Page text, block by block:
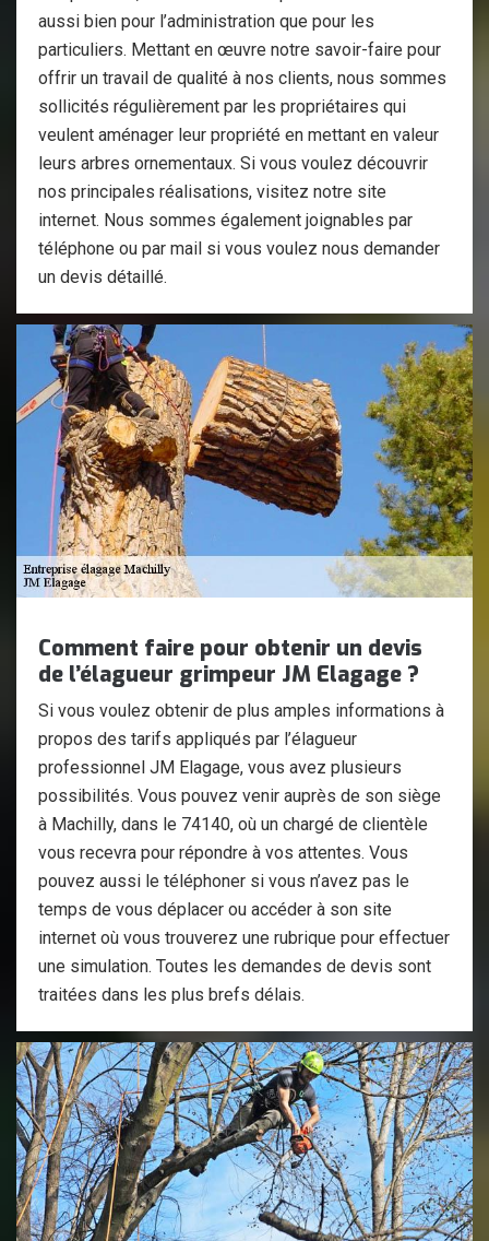
aussi bien pour l’administration que pour les
particuliers. Mettant en œuvre notre savoir-faire pour
offrir un travail de qualité à nos clients, nous sommes
sollicités régulièrement par les propriétaires qui
veulent aménager leur propriété en mettant en valeur
leurs arbres ornementaux. Si vous voulez découvrir
nos principales réalisations, visitez notre site
internet. Nous sommes également joignables par
téléphone ou par mail si vous voulez nous demander
un devis détaillé.
Comment faire pour obtenir un devis
de l’élagueur grimpeur JM Elagage ?
Si vous voulez obtenir de plus amples informations à
propos des tarifs appliqués par l’élagueur
professionnel JM Elagage, vous avez plusieurs
possibilités. Vous pouvez venir auprès de son siège
à Machilly, dans le 74140, où un chargé de clientèle
vous recevra pour répondre à vos attentes. Vous
pouvez aussi le téléphoner si vous n’avez pas le
temps de vous déplacer ou accéder à son site
internet où vous trouverez une rubrique pour effectuer
une simulation. Toutes les demandes de devis sont
traitées dans les plus brefs délais.